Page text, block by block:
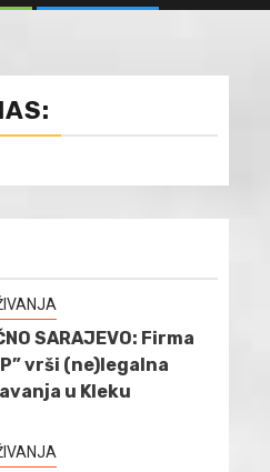
SARAJEVO: Firma
vrši (ne)legalna
u Kleku